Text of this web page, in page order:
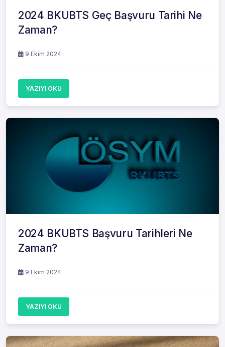
2024 BKUBTS Geç Başvuru Tarihi Ne
Zaman?
9 Ekim 2024
YAZIYI OKU
2024 BKUBTS Başvuru Tarihleri Ne
Zaman?
9 Ekim 2024
YAZIYI OKU